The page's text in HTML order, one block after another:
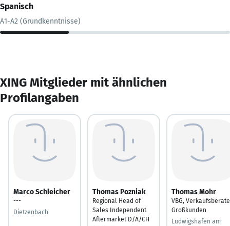
Spanisch
A1-A2 (Grundkenntnisse)
XING Mitglieder mit ähnlichen
Profilangaben
Marco Schleicher
---
Dietzenbach
Thomas Pozniak
Regional Head of
Sales Independent
Aftermarket D/A/CH
Thomas Mohr
VBG,
Großkunden
Ludwigshafen am